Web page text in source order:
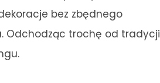
bez zbędnego
Odchodząc trochę od tradycji